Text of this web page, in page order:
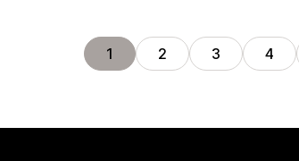
1 2 3 4